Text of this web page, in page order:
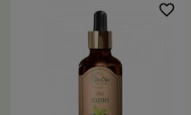
favorite_border